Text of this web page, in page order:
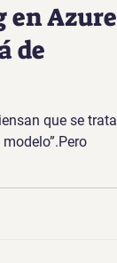
en Azure
de
que se trata